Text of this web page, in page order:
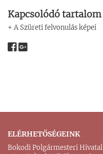
Kapcsolódó tartalom
+ A Szüreti felvonulás képei
ELÉRHETŐSÉGEINK
Bokodi Polgármesteri Hivatal